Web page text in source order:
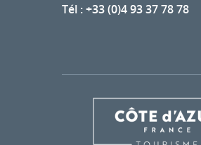
Tél : +33 (0)4 93 37 78 78